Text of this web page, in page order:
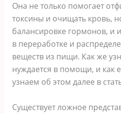
Она не только помогает
токсины и очищать кровь,
балансировке гормонов, и
в переработке и
веществ из пищи. Как же
нуждается в помощи, и как
узнаем об этом далее в
Существует ложное